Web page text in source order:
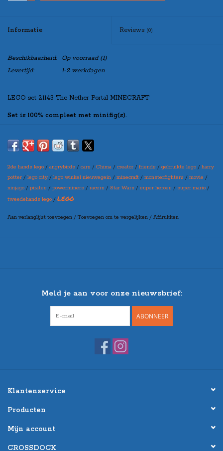
Informatie Reviews (0)
Beschikbaarheid: Op voorraad(1)
Levertijd:
1-2 werkdagen
LEGO set 21143 The Nether Portal MINECRAFT
Set is 100% compleet met minifig(s).
in een blanco doos, zo kunt u de set toch leuk cadeau doen!
Maak bovenaan uw selectie in welke variant u de set wilt
ontvangen
(let op: er kan een prijswijziging ontstaan per variant)
2de hands lego / angrybirds / cars / Chima / creator / friends / gebruikte lego / harry
potter / lego city / lego winkel nieuwegein / minecraft / monsterfighters / movie /
ninjago / pirates / powerminers / racers / Star Wars / super heroes / super mario /
tweedehands lego / LEGO
Aan verlanglijst toevoegen / Toevoegen om te vergelijken / Afdrukken
Meld je aan voor onze nieuwsbrief:
ABONNEER
Klantenservice
Producten
Mijn account
CROSSDOCK